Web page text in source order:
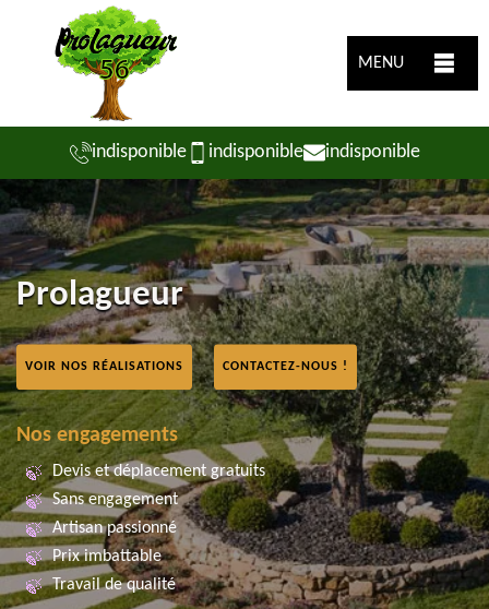
MENU
indisponible indisponible indisponible
Prolagueur
VOIR NOS RÉALISATIONS CONTACTEZ-NOUS !
Nos engagements
Devis et déplacement gratuits
Sans engagement
Artisan passionné
Prix imbattable
Travail de qualité